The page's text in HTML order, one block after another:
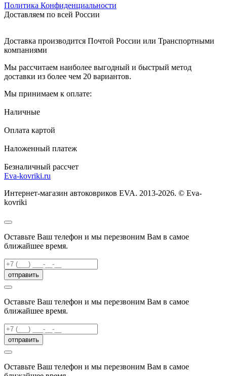
Политика Конфиденциальности
Доставляем по всей России
Доставка производится Почтой России или Транспортными
компаниями
Мы рассчитаем наиболее выгодный и быстрый метод
доставки из более чем 20 вариантов.
Мы принимаем к оплате:
Наличные
Оплата картой
Наложенный платеж
Безналичный рассчет
Eva-kovriki.ru
Интернет-магазин автоковриков EVA. 2013-2026. © Eva-
kovriki
Оставьте Ваш телефон и мы перезвоним Вам в самое
ближайшее время.
отправить
Оставьте Ваш телефон и мы перезвоним Вам в самое
ближайшее время.
отправить
Оставьте Ваш телефон и мы перезвоним Вам в самое